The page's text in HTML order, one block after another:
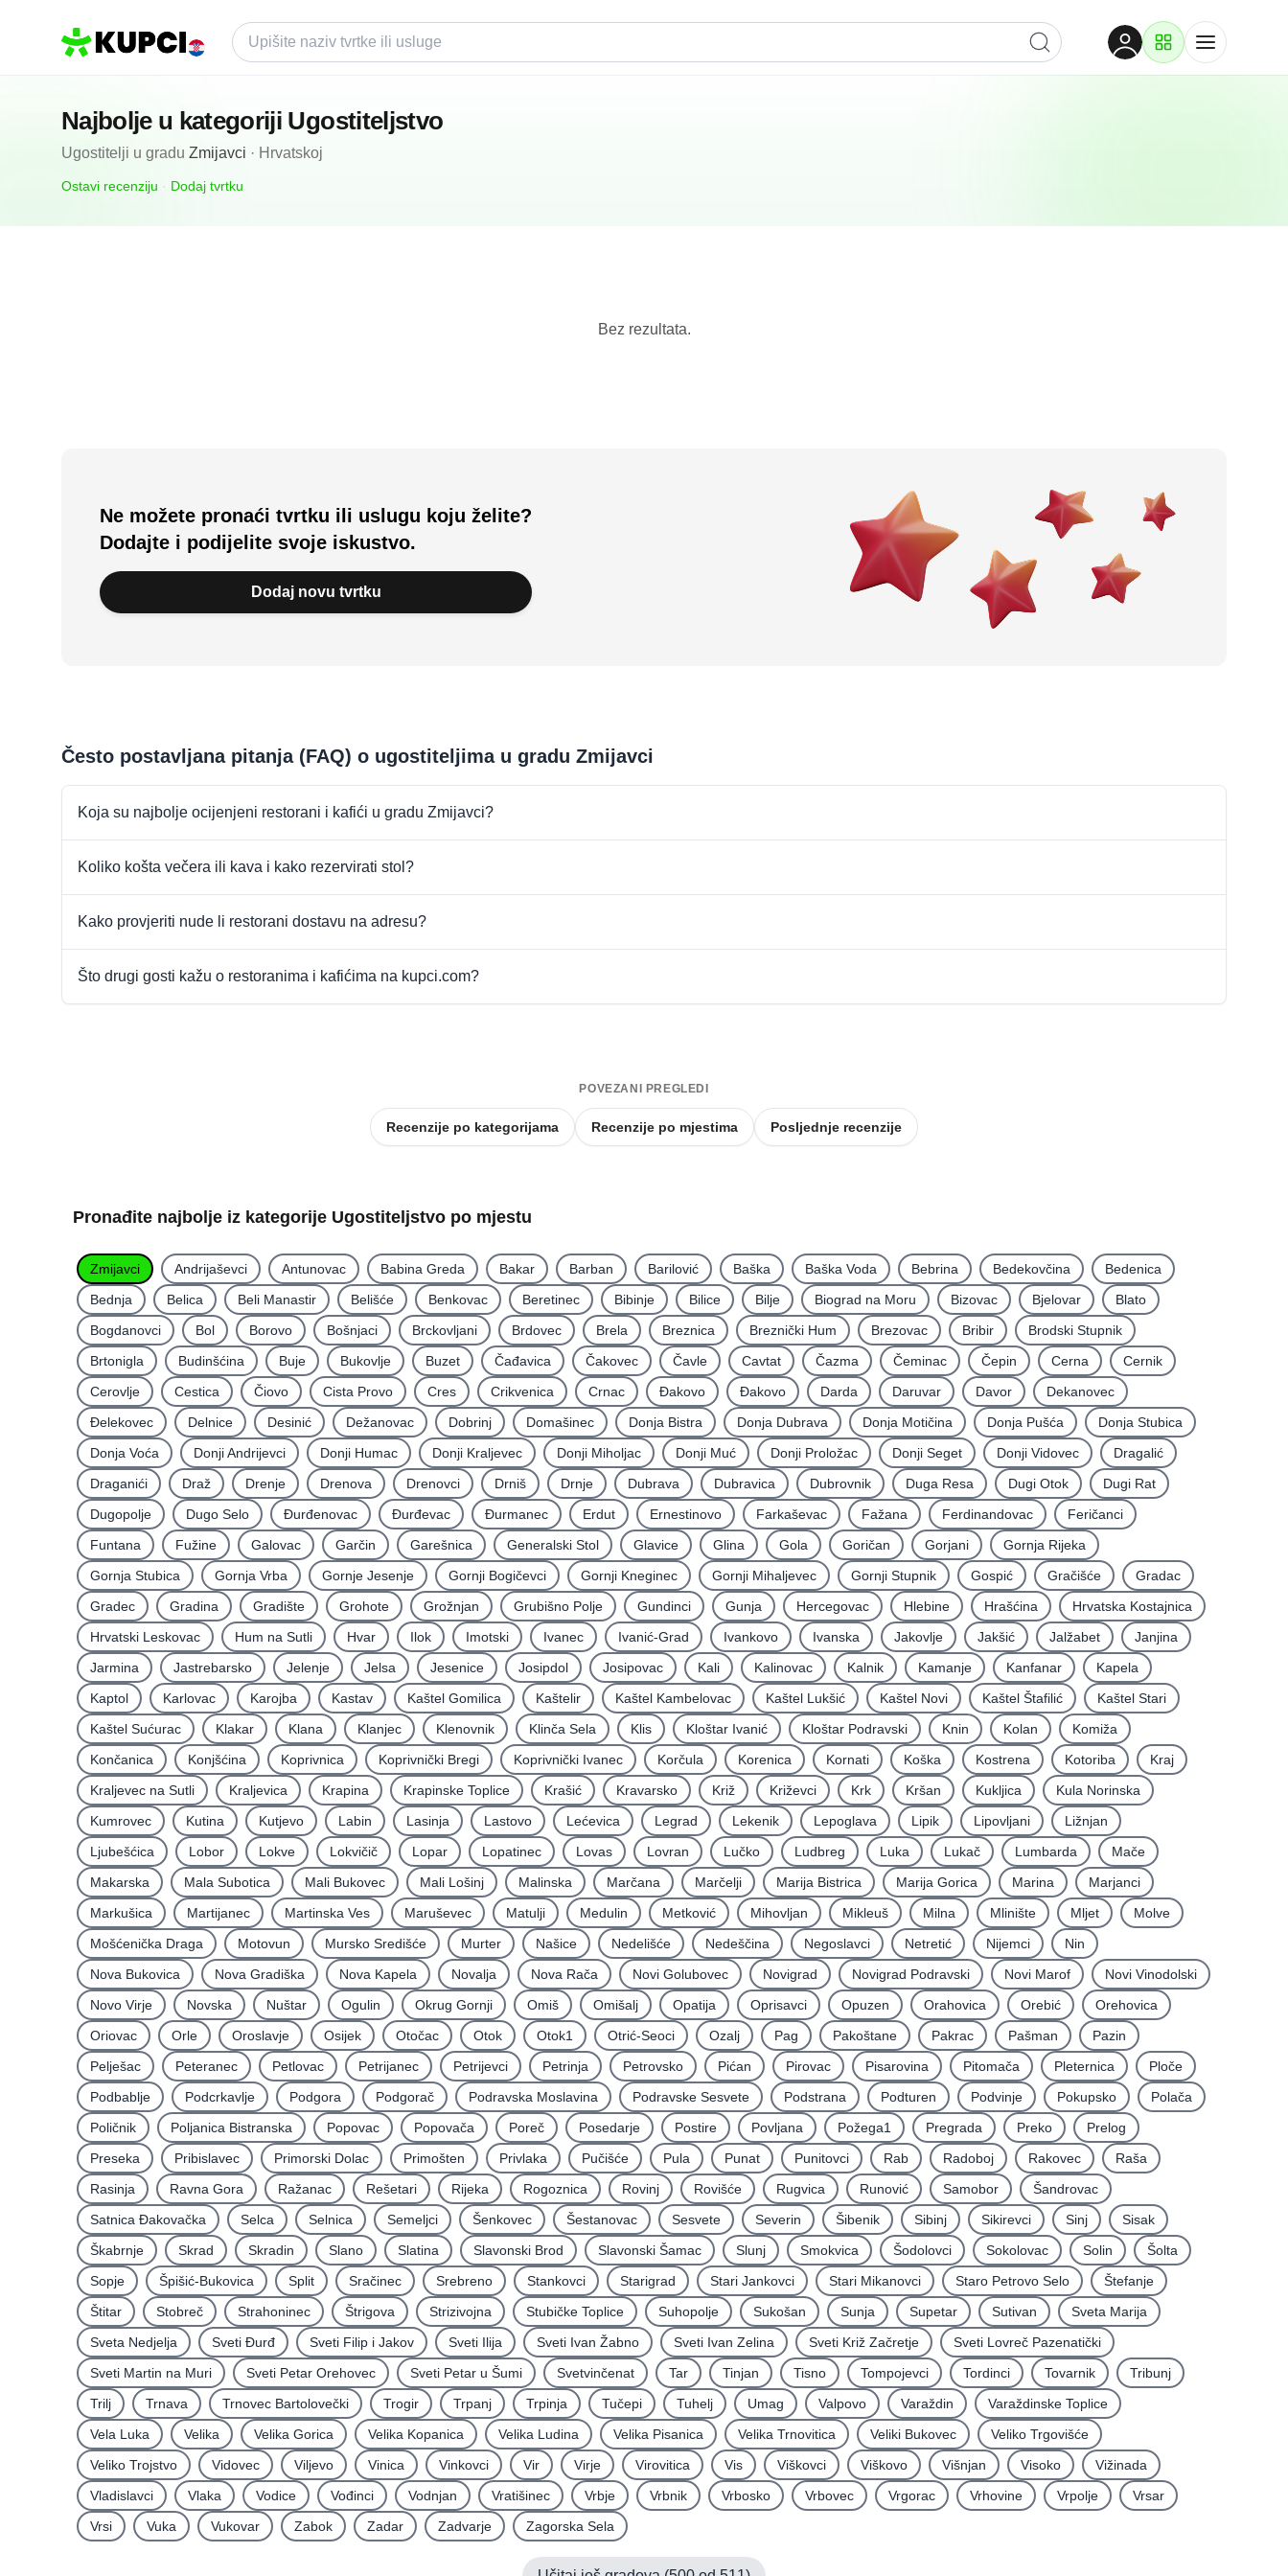
Posljednje recenzije
Dodaj tvrtku
Ostavi recenziju
Najbolje u kategoriji Ugostiteljstvo
Ugostitelji u gradu Zmijavci · Hrvatskoj
Ostavi recenziju · Dodaj tvrtku
Bez rezultata.
Ne možete pronaći tvrtku ili uslugu koju želite?
Dodajte i podijelite svoje iskustvo.
Dodaj novu tvrtku
Često postavljana pitanja (FAQ) o ugostiteljima u gradu Zmijavci
Koja su najbolje ocijenjeni restorani i kafići u gradu Zmijavci?
Koliko košta večera ili kava i kako rezervirati stol?
Kako provjeriti nude li restorani dostavu na adresu?
Što drugi gosti kažu o restoranima i kafićima na kupci.com?
POVEZANI PREGLEDI
Recenzije po kategorijama Recenzije po mjestima Posljednje recenzije
Pronađite najbolje iz kategorije Ugostiteljstvo po mjestu
Zmijavci Andrijaševci Antunovac Babina Greda Bakar Barban Barilović Baška Baška Voda Bebrina Bedekovčina
Bedenica
Bednja
Belica Beli Manastir Belišće Benkovac Beretinec Bibinje Bilice Bilje Biograd na Moru Bizovac Bjelovar
Blato
Bogdanovci
Bol Borovo Bošnjaci Brckovljani Brdovec Brela Breznica Breznički Hum Brezovac Bribir
Brodski Stupnik
Brtonigla
Budinšćina Buje Bukovlje Buzet Čađavica Čakovec Čavle Cavtat Čazma Čeminac Čepin Cerna
Cernik
Cerovlje
Cestica Čiovo Cista Provo Cres Crikvenica Crnac Đakovo Ðakovo Darda Daruvar Davor
Dekanovec
Ðelekovec
Delnice Desinić Dežanovac Dobrinj Domašinec Donja Bistra Donja Dubrava Donja Motičina Donja Pušća
Donja Stubica
Donja Voća
Donji Andrijevci Donji Humac Donji Kraljevec Donji Miholjac Donji Muć Donji Proložac Donji Seget Donji Vidovec
Dragalić
Draganići
Draž Drenje Drenova Drenovci Drniš Drnje Dubrava Dubravica Dubrovnik Duga Resa Dugi Otok
Dugi Rat
Dugopolje
Dugo Selo Ðurđenovac Ðurđevac Ðurmanec Erdut Ernestinovo Farkaševac Fažana Ferdinandovac
Feričanci
Funtana
Fužine Galovac Garčin Garešnica Generalski Stol Glavice Glina Gola Goričan Gorjani
Gornja Rijeka
Gornja Stubica
Gornja Vrba Gornje Jesenje Gornji Bogičevci Gornji Kneginec Gornji Mihaljevec Gornji Stupnik Gospić Gračišće
Gradac
Gradec
Gradina Gradište Grohote Grožnjan Grubišno Polje Gundinci Gunja Hercegovac Hlebine Hrašćina
Hrvatska Kostajnica
Hrvatski Leskovac
Hum na Sutli Hvar Ilok Imotski Ivanec Ivanić-Grad Ivankovo Ivanska Jakovlje Jakšić Jalžabet
Janjina
Jarmina
Jastrebarsko Jelenje Jelsa Jesenice Josipdol Josipovac Kali Kalinovac Kalnik Kamanje Kanfanar
Kapela
Kaptol
Karlovac Karojba Kastav Kaštel Gomilica Kaštelir Kaštel Kambelovac Kaštel Lukšić Kaštel Novi Kaštel Štafilić
Kaštel Stari
Kaštel Sućurac
Klakar Klana Klanjec Klenovnik Klinča Sela Klis Kloštar Ivanić Kloštar Podravski Knin Kolan
Komiža
Končanica
Konjšćina Koprivnica Koprivnički Bregi Koprivnički Ivanec Korčula Korenica Kornati Koška Kostrena Kotoriba
Kraj
Kraljevec na Sutli
Kraljevica Krapina Krapinske Toplice Krašić Kravarsko Križ Križevci Krk Kršan Kukljica
Kula Norinska
Kumrovec
Kutina Kutjevo Labin Lasinja Lastovo Lećevica Legrad Lekenik Lepoglava Lipik Lipovljani
Ližnjan
Ljubešćica
Lobor Lokve Lokvičič Lopar Lopatinec Lovas Lovran Lučko Ludbreg Luka Lukač Lumbarda
Mače
Makarska
Mala Subotica Mali Bukovec Mali Lošinj Malinska Marčana Marčelji Marija Bistrica Marija Gorica Marina
Marjanci
Markušica
Martijanec Martinska Ves Maruševec Matulji Medulin Metković Mihovljan Mikleuš Milna Mlinište Mljet
Molve
Mošćenička Draga
Motovun Mursko Središće Murter Našice Nedelišće Nedeščina Negoslavci Netretić Nijemci
Nin
Nova Bukovica
Nova Gradiška Nova Kapela Novalja Nova Rača Novi Golubovec Novigrad Novigrad Podravski Novi Marof
Novi Vinodolski
Novo Virje
Novska Nuštar Ogulin Okrug Gornji Omiš Omišalj Opatija Oprisavci Opuzen Orahovica Orebić
Orehovica
Oriovac
Orle Oroslavje Osijek Otočac Otok Otok1 Otrić-Seoci Ozalj Pag Pakoštane Pakrac Pašman
Pazin
Pelješac
Peteranec Petlovac Petrijanec Petrijevci Petrinja Petrovsko Pićan Pirovac Pisarovina Pitomača Pleternica
Ploče
Podbablje
Podcrkavlje Podgora Podgorač Podravska Moslavina Podravske Sesvete Podstrana Podturen Podvinje Pokupsko
Polača
Poličnik
Poljanica Bistranska Popovac Popovača Poreč Posedarje Postire Povljana Požega1 Pregrada Preko
Prelog
Preseka
Pribislavec Primorski Dolac Primošten Privlaka Pučišće Pula Punat Punitovci Rab Radoboj Rakovec
Raša
Rasinja
Ravna Gora Ražanac Rešetari Rijeka Rogoznica Rovinj Rovišće Rugvica Runović Samobor
Šandrovac
Satnica Ðakovačka
Selca Selnica Semeljci Šenkovec Šestanovac Sesvete Severin Šibenik Sibinj Sikirevci Sinj
Sisak
Škabrnje
Skrad Skradin Slano Slatina Slavonski Brod Slavonski Šamac Slunj Smokvica Šodolovci Sokolovac Solin
Šolta
Sopje
Špišić-Bukovica Split Sračinec Srebreno Stankovci Starigrad Stari Jankovci Stari Mikanovci Staro Petrovo Selo
Štefanje
Štitar
Stobreč Strahoninec Štrigova Strizivojna Stubičke Toplice Suhopolje Sukošan Sunja Supetar Sutivan
Sveta Marija
Sveta Nedjelja
Sveti Ðurđ Sveti Filip i Jakov Sveti Ilija Sveti Ivan Žabno Sveti Ivan Zelina Sveti Križ Začretje
Sveti Lovreč Pazenatički
Sveti Martin na Muri
Sveti Petar Orehovec Sveti Petar u Šumi Svetvinčenat Tar Tinjan Tisno Tompojevci Tordinci Tovarnik
Tribunj
Trilj
Trnava Trnovec Bartolovečki Trogir Trpanj Trpinja Tučepi Tuhelj Umag Valpovo Varaždin
Varaždinske Toplice
Vela Luka
Velika Velika Gorica Velika Kopanica Velika Ludina Velika Pisanica Velika Trnovitica Veliki Bukovec
Veliko Trgovišće
Veliko Trojstvo
Vidovec Viljevo Vinica Vinkovci Vir Virje Virovitica Vis Viškovci Viškovo Višnjan Visoko
Vižinada
Vladislavci
Vlaka Vodice Vođinci Vodnjan Vratišinec Vrbje Vrbnik Vrbosko Vrbovec Vrgorac Vrhovine Vrpolje
Vrsar
Vrsi
Vuka Vukovar Zabok Zadar Zadvarje Zagorska Sela